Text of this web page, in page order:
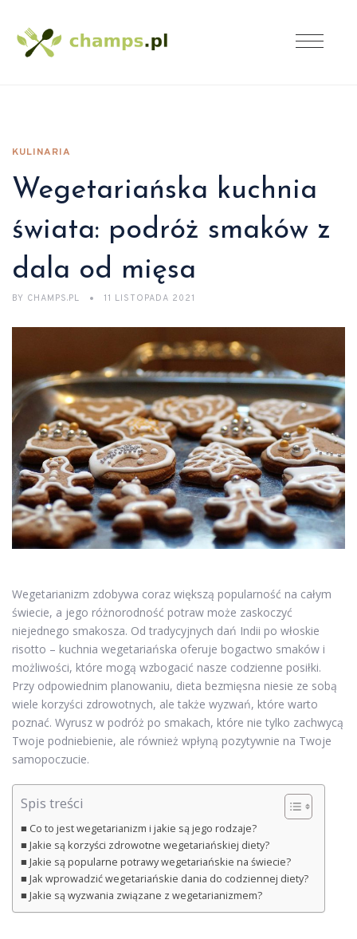
KULINARIA
Wegetariańska kuchnia
świata: podróż smaków z
dala od mięsa
BY CHAMPS.PL 11 LISTOPADA 2021
Wegetarianizm zdobywa coraz większą popularność na całym
świecie, a jego różnorodność potraw może zaskoczyć
niejednego smakosza. Od tradycyjnych dań Indii po włoskie
risotto – kuchnia wegetariańska oferuje bogactwo smaków i
możliwości, które mogą wzbogacić nasze codzienne posiłki.
Przy odpowiednim planowaniu, dieta bezmięsna niesie ze sobą
wiele korzyści zdrowotnych, ale także wyzwań, które warto
poznać. Wyrusz w podróż po smakach, które nie tylko zachwycą
Twoje podniebienie, ale również wpłyną pozytywnie na Twoje
samopoczucie.
Spis treści
Co to jest wegetarianizm i jakie są jego rodzaje?
Jakie są korzyści zdrowotne wegetariańskiej diety?
Jakie są popularne potrawy wegetariańskie na świecie?
Jak wprowadzić wegetariańskie dania do codziennej diety?
Jakie są wyzwania związane z wegetarianizmem?